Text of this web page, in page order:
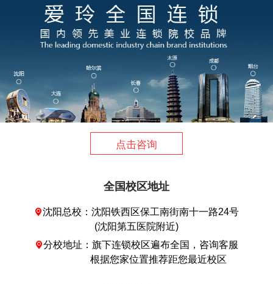
点击咨询
全国校区地址
沈阳总校：沈阳铁西区保工南街南十一路24号
(沈阳第五医院附近)
分校地址：旗下连锁校区遍布全国，咨询客服
根据您家位置推荐距您最近校区